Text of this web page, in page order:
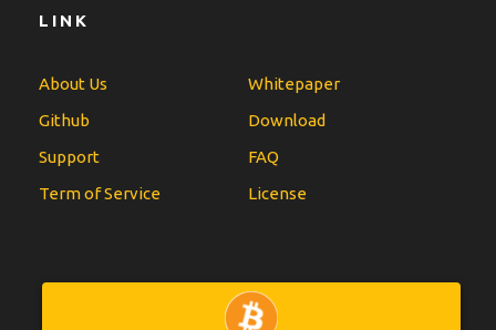
LINK
About Us
Whitepaper
Github
Download
Support
FAQ
Term of Service
License